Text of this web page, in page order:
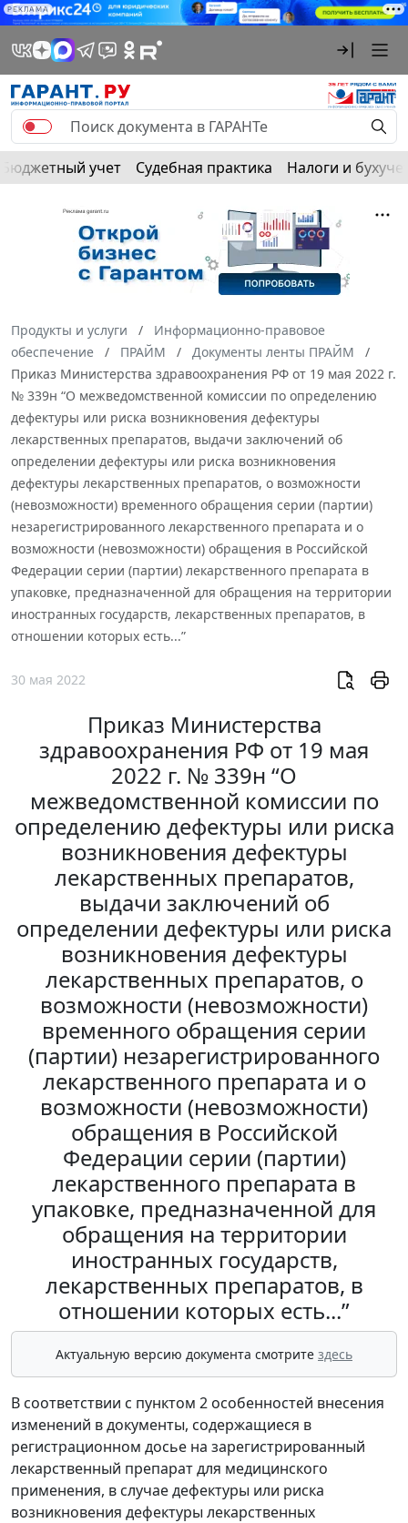
РЕКЛАМА
Бюджетный учет Судебная практика Налоги и
Продукты и услуги
Информационно-правовое
обеспечение
ПРАЙМ
Документы ленты ПРАЙМ
Приказ Министерства здравоохранения РФ от 19 мая 2022 г.
№ 339н “О межведомственной комиссии по определению
дефектуры или риска возникновения дефектуры
лекарственных препаратов, выдачи заключений об
определении дефектуры или риска возникновения
дефектуры лекарственных препаратов, о возможности
(невозможности) временного обращения серии (партии)
незарегистрированного лекарственного препарата и о
возможности (невозможности) обращения в Российской
Федерации серии (партии) лекарственного препарата в
упаковке, предназначенной для обращения на территории
иностранных государств, лекарственных препаратов, в
отношении которых есть...”
30 мая 2022
Приказ Министерства
здравоохранения РФ от 19 мая
2022 г. № 339н “О
межведомственной комиссии по
определению дефектуры или риска
возникновения дефектуры
лекарственных препаратов,
выдачи заключений об
определении дефектуры или риска
возникновения дефектуры
лекарственных препаратов, о
возможности (невозможности)
временного обращения серии
(партии) незарегистрированного
лекарственного препарата и о
возможности (невозможности)
обращения в Российской
Федерации серии (партии)
лекарственного препарата в
упаковке, предназначенной для
обращения на территории
иностранных государств,
лекарственных препаратов, в
отношении которых есть...”
Актуальную версию документа смотрите здесь
В соответствии с пунктом 2 особенностей внесения
изменений в документы, содержащиеся в
регистрационном досье на зарегистрированный
лекарственный препарат для медицинского
применения, в случае дефектуры или риска
возникновения дефектуры лекарственных